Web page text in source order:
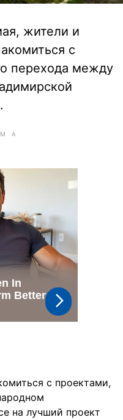
жители и
с
перехода между
с проектами,
на лучший проект